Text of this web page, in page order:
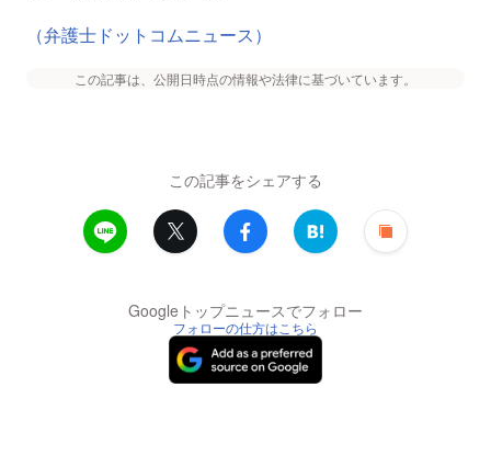
（弁護士ドットコムニュース）
この記事は、公開日時点の情報や法律に基づいています。
この記事をシェアする
Googleトップニュースでフォロー
フォローの仕方はこちら